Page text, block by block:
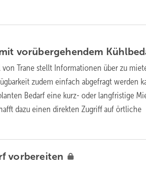
vorübergehendem
Trane stellt Informationen über zu
zudem einfach abgefragt werden
Bedarf eine kurz- oder langfristige
dazu einen direkten Zugriff auf örtliche
vorbereiten